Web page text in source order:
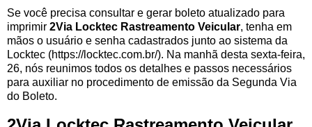
Se você precisa consultar e gerar boleto atualizado para
imprimir 2Via Locktec Rastreamento Veicular, tenha em
mãos o usuário e senha cadastrados junto ao sistema da
Locktec (https://locktec.com.br/). Na manhã desta sexta-feira,
26, nós reunimos todos os detalhes e passos necessários
para auxiliar no procedimento de emissão da Segunda Via
do Boleto.